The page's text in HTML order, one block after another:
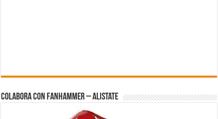
Colabora con FanHammer – Alistate